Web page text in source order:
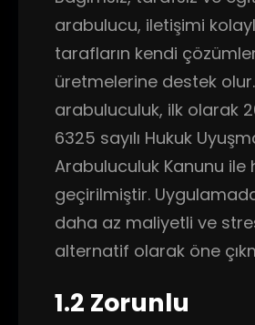
arabulucu, iletişimi
tarafların kendi
üretmelerine destek
arabuluculuk, ilk olarak
6325 sayılı Hukuk
Arabuluculuk Kanunu ile
geçirilmiştir. Uygulamada
daha az maliyetli ve
alternatif olarak öne
1.2 Zorunlu